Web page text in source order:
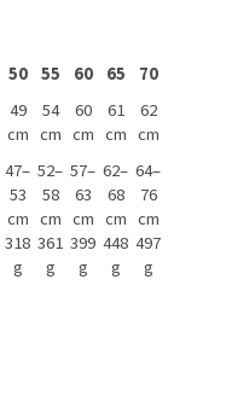
50 55 60 65
70
49
cm
54
cm
60
cm
61
cm
62
cm
47–
53
cm
52–
58
cm
57–
63
cm
62–
68
cm
64–
76
cm
318
g
361
g
399
g
448
g
497
g